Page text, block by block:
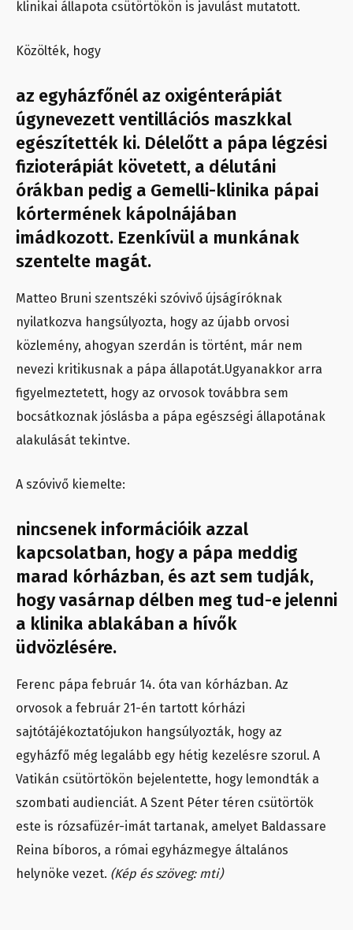
klinikai állapota csütörtökön is javulást mutatott.
Közölték, hogy
az egyházfőnél az oxigénterápiát
úgynevezett ventillációs maszkkal
egészítették ki. Délelőtt a pápa légzési
fizioterápiát követett, a délutáni
órákban pedig a Gemelli-klinika pápai
kórtermének kápolnájában
imádkozott. Ezenkívül a munkának
szentelte magát.
Matteo Bruni szentszéki szóvivő újságíróknak
nyilatkozva hangsúlyozta, hogy az újabb orvosi
közlemény, ahogyan szerdán is történt, már nem
nevezi kritikusnak a pápa állapotát.Ugyanakkor arra
figyelmeztetett, hogy az orvosok továbbra sem
bocsátkoznak jóslásba a pápa egészségi állapotának
alakulását tekintve.
A szóvivő kiemelte:
nincsenek információik azzal
kapcsolatban, hogy a pápa meddig
marad kórházban, és azt sem tudják,
hogy vasárnap délben meg tud-e jelenni
a klinika ablakában a hívők
üdvözlésére.
Ferenc pápa február 14. óta van kórházban. Az
orvosok a február 21-én tartott kórházi
sajtótájékoztatójukon hangsúlyozták, hogy az
egyházfő még legalább egy hétig kezelésre szorul. A
Vatikán csütörtökön bejelentette, hogy lemondták a
szombati audienciát. A Szent Péter téren csütörtök
este is rózsafüzér-imát tartanak, amelyet Baldassare
Reina bíboros, a római egyházmegye általános
helynöke vezet. (Kép és szöveg: mti)